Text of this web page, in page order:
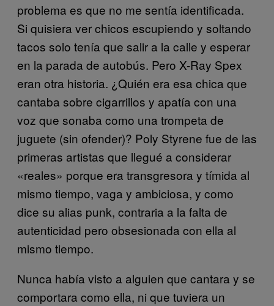
problema es que no me sentía identificada.
Si quisiera ver chicos escupiendo y soltando
tacos solo tenía que salir a la calle y esperar
en la parada de autobús. Pero X-Ray Spex
eran otra historia. ¿Quién era esa chica que
cantaba sobre cigarrillos y apatía con una
voz que sonaba como una trompeta de
juguete (sin ofender)? Poly Styrene fue de las
primeras artistas que llegué a considerar
«reales» porque era transgresora y tímida al
mismo tiempo, vaga y ambiciosa, y como
dice su alias punk, contraria a la falta de
autenticidad pero obsesionada con ella al
mismo tiempo.
Nunca había visto a alguien que cantara y se
comportara como ella, ni que tuviera un